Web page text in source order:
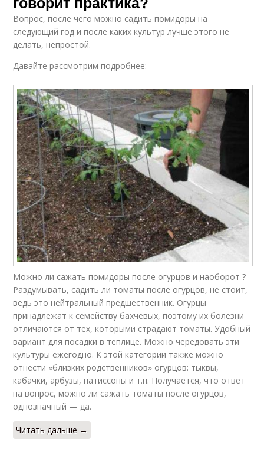
Вопрос, после чего можно садить помидоры на
следующий год и после каких культур лучше этого не
делать, непростой.
Давайте рассмотрим подробнее:
Можно ли сажать помидоры после огурцов и наоборот ?
Раздумывать, садить ли томаты после огурцов, не стоит,
ведь это нейтральный предшественник. Огурцы
принадлежат к семейству бахчевых, поэтому их болезни
отличаются от тех, которыми страдают томаты. Удобный
вариант для посадки в теплице. Можно чередовать эти
культуры ежегодно. К этой категории также можно
отнести «близких родственников» огурцов: тыквы,
кабачки, арбузы, патиссоны и т.п. Получается, что ответ
на вопрос, можно ли сажать томаты после огурцов,
однозначный — да.
Читать дальше →